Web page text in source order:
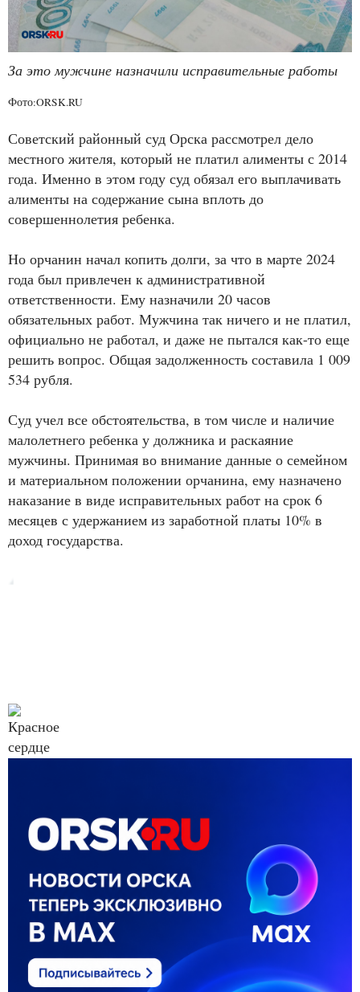
За это мужчине назначили исправительные работы
Фото:ORSK.RU
Советский районный суд Орска рассмотрел дело
местного жителя, который не платил алименты с 2014
года. Именно в этом году суд обязал его выплачивать
алименты на содержание сына вплоть до
совершеннолетия ребенка.
Но орчанин начал копить долги, за что в марте 2024
года был привлечен к административной
ответственности. Ему назначили 20 часов
обязательных работ. Мужчина так ничего и не платил,
официально не работал, и даже не пытался как-то еще
решить вопрос. Общая задолженность составила 1 009
534 рубля.
Суд учел все обстоятельства, в том числе и наличие
малолетнего ребенка у должника и раскаяние
мужчины. Принимая во внимание данные о семейном
и материальном положении орчанина, ему назначено
наказание в виде исправительных работ на срок 6
месяцев с удержанием из заработной платы 10% в
доход государства.